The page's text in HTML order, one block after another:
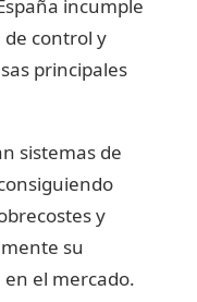
incumple
de control y
principales
sistemas de
y
su
el mercado.